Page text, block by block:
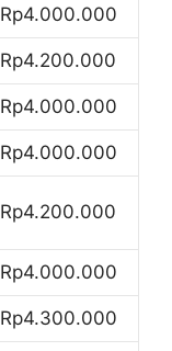
Rp4.000.000
Rp4.200.000
Rp4.000.000
Rp4.000.000
Rp4.200.000
Rp4.000.000
Rp4.300.000